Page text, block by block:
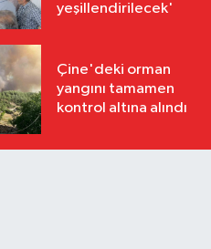
yeşillendirilecek'
Çine'deki orman
yangını tamamen
kontrol altına alındı